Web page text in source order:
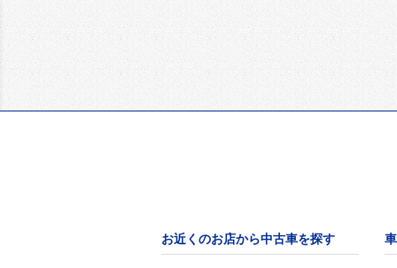
お近くのお店から中古車を探す